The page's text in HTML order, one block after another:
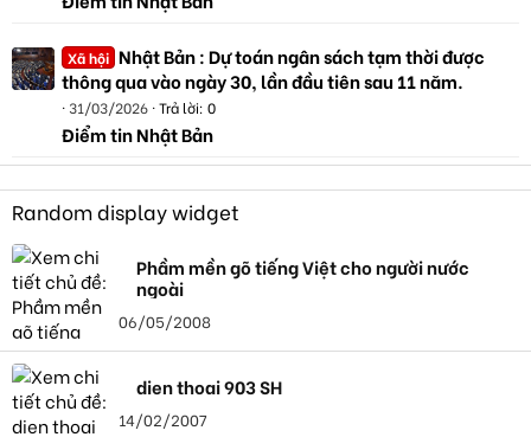
Xã hội Nhật Bản : Dự toán ngân sách tạm thời được
thông qua vào ngày 30, lần đầu tiên sau 11 năm.
31/03/2026 Trả lời: 0
Điểm tin Nhật Bản
Random display widget
Phầm mền gõ tiếng Việt cho người nước
ngoài
06/05/2008
dien thoai 903 SH
14/02/2007